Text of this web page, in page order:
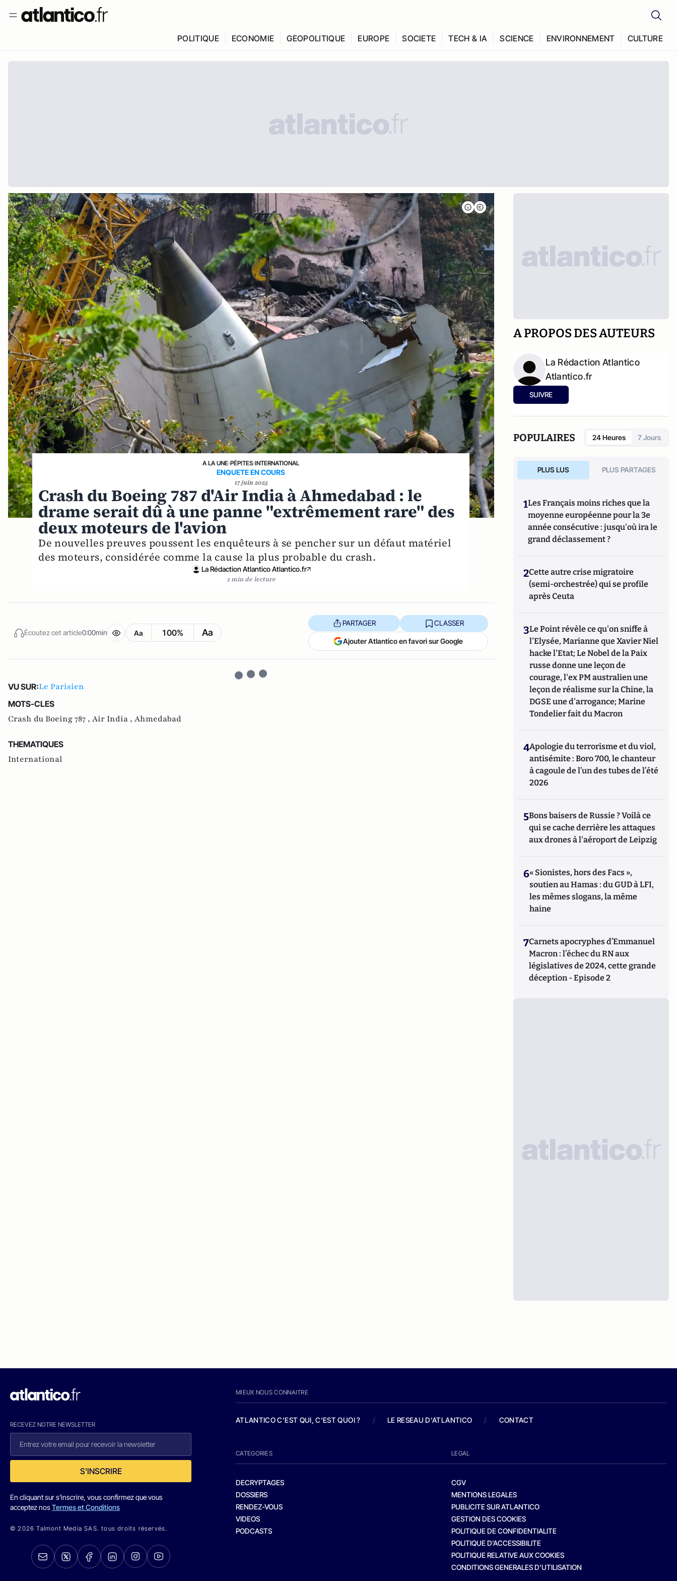
POLITIQUE ECONOMIE GEOPOLITIQUE EUROPE SOCIETE TECH & IA SCIENCE ENVIRONNEMENT CULTURE
A LA UNE›PÉPITES›INTERNATIONAL
ENQUETE EN COURS
17 juin 2025
Crash du Boeing 787 d'Air India à Ahmedabad : le
drame serait dû à une panne "extrêmement rare" des
deux moteurs de l'avion
De nouvelles preuves poussent les enquêteurs à se pencher sur un défaut matériel
des moteurs, considérée comme la cause la plus probable du crash.
La Rédaction Atlantico Atlantico.fr
2 min de lecture
Écoutez cet article0:00min Aa 100% Aa
PARTAGER CLASSER
Ajouter Atlantico en favori sur Google
VU SUR:Le Parisien
MOTS-CLES
Crash du Boeing 787 , Air India , Ahmedabad
THEMATIQUES
International
A PROPOS DES AUTEURS
La Rédaction Atlantico
Atlantico.fr
SUIVRE
POPULAIRES 24 Heures 7 Jours
PLUS LUS PLUS PARTAGES
1Les Français moins riches que la
moyenne européenne pour la 3e
année consécutive : jusqu'où ira le
grand déclassement ?
2Cette autre crise migratoire
(semi-orchestrée) qui se profile
après Ceuta
3Le Point révèle ce qu'on sniffe à
l'Elysée, Marianne que Xavier Niel
hacke l'Etat; Le Nobel de la Paix
russe donne une leçon de
courage, l'ex PM australien une
leçon de réalisme sur la Chine, la
DGSE une d'arrogance; Marine
Tondelier fait du Macron
4Apologie du terrorisme et du viol,
antisémite : Boro 700, le chanteur
à cagoule de l’un des tubes de l’été
2026
5Bons baisers de Russie ? Voilà ce
qui se cache derrière les attaques
aux drones à l'aéroport de Leipzig
6« Sionistes, hors des Facs »,
soutien au Hamas : du GUD à LFI,
les mêmes slogans, la même
haine
7Carnets apocryphes d’Emmanuel
Macron : l’échec du RN aux
législatives de 2024, cette grande
déception - Episode 2
RECEVEZ NOTRE NEWSLETTER
S'INSCRIRE
En cliquant sur s'inscrire, vous confirmez que vous
acceptez nosTermes et Conditions
© 2026 Talmont Media SAS. tous droits réservés.
MIEUX NOUS CONNAITRE
ATLANTICO C'EST QUI, C'EST QUOI ? / LE RESEAU D'ATLANTICO / CONTACT
CATEGORIES
DECRYPTAGES
DOSSIERS
RENDEZ-VOUS
VIDEOS
PODCASTS
LEGAL
CGV
MENTIONS LEGALES
PUBLICITE SUR ATLANTICO
GESTION DES COOKIES
POLITIQUE DE CONFIDENTIALITE
POLITIQUE D’ACCESSIBILITE
POLITIQUE RELATIVE AUX COOKIES
CONDITIONS GENERALES D’UTILISATION